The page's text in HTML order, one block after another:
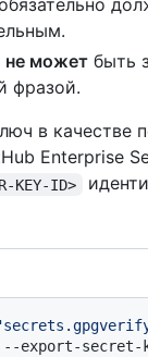
не может быть
фразой.
в качестве
Enterprise
KEY-ID>
--export-secret-